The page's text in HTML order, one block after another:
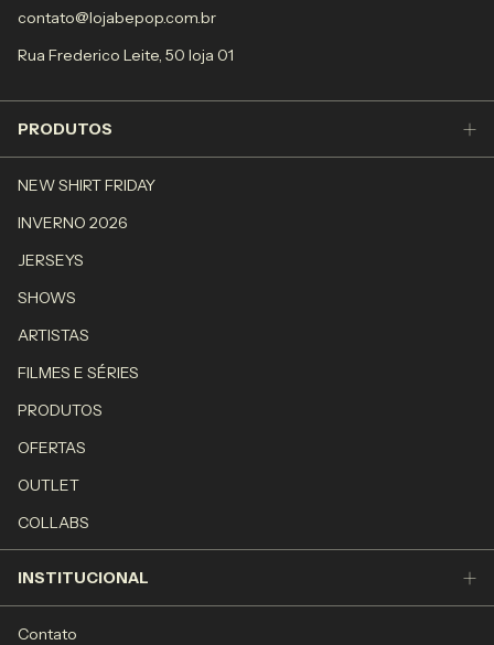
contato@lojabepop.com.br
Rua Frederico Leite, 50 loja 01
PRODUTOS
NEW SHIRT FRIDAY
INVERNO 2026
JERSEYS
SHOWS
ARTISTAS
FILMES E SÉRIES
PRODUTOS
OFERTAS
OUTLET
COLLABS
INSTITUCIONAL
Contato